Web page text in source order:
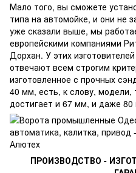
Мало того, вы сможете
типа на автомойке, и они не
уже сказали выше, мы
европейскими компаниями
Дорхан. У этих
отвечают всем строгим
изготовленное с прочных
40 мм, есть, к слову, модели,
достигает и 67 мм, и даже
ПРОИЗВОДСТВО -